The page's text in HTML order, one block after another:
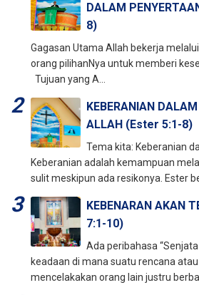
DALAM
8)
Gagasan Utama Allah bekerja
orang pilihanNya untuk memberi
Tujuan yang A...
KEBERANIAN
ALLAH (Ester 5:1-8)
Tema kita: Keberanian
Keberanian adalah kemampuan
sulit meskipun ada resikonya. Ester
KEBENARAN AKAN
7:1-10)
Ada peribahasa
keadaan di mana suatu rencana
mencelakakan orang lain justru